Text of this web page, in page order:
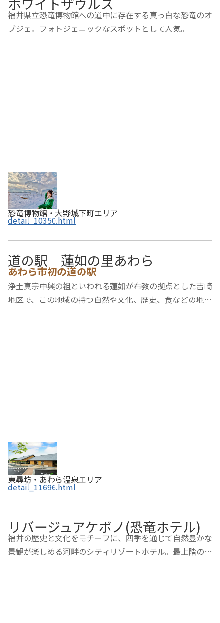
ホワイトザウルス
福井県立恐竜博物館への道中に存在する真っ白な恐竜のオ
ブジェ。フォトジェニックなスポットとして人気。
恐竜博物館・大野城下町エリア
detail_10350.html
道の駅 蓮如の里あわら
あわら市初の道の駅
浄土真宗中興の祖といわれる蓮如が布教の拠点とした吉崎
地区で、この地域の持つ自然や文化、歴史、食などの地域
東尋坊・あわら温泉エリア
detail_11696.html
リバージュアケボノ(恐竜ホテル)
福井の歴史と文化をモチーフに、四季を通じて自然豊かな
景観が楽しめる河畔のシティリゾートホテル。最上階の天